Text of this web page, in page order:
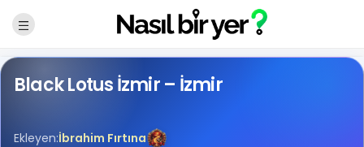
Black Lotus İzmir – İzmir
Ekleyen:İbrahim Fırtına